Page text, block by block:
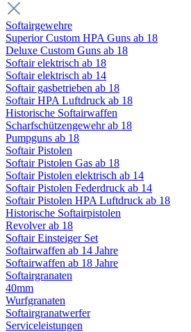
Softairgewehre
Superior Custom HPA Guns ab 18
Deluxe Custom Guns ab 18
Softair elektrisch ab 18
Softair elektrisch ab 14
Softair gasbetrieben ab 18
Softair HPA Luftdruck ab 18
Historische Softairwaffen
Scharfschützengewehr ab 18
Pumpguns ab 18
Softair Pistolen
Softair Pistolen Gas ab 18
Softair Pistolen elektrisch ab 14
Softair Pistolen Federdruck ab 14
Softair Pistolen HPA Luftdruck ab 18
Historische Softairpistolen
Revolver ab 18
Softair Einsteiger Set
Softairwaffen ab 14 Jahre
Softairwaffen ab 18 Jahre
Softairgranaten
40mm
Wurfgranaten
Softairgranatwerfer
Serviceleistungen